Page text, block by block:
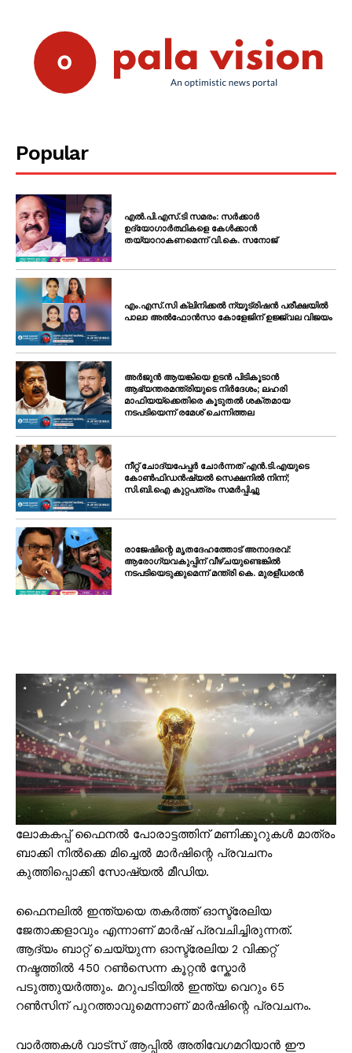
Popular
എൽ.പി.എസ്.ടി സമരം: സർക്കാർ
ഉദ്യോഗാർത്ഥികളെ കേൾക്കാൻ
തയ്യാറാകണമെന്ന് വി.കെ. സനോജ്
എം.എസ്.സി ക്ലിനിക്കൽ ന്യൂട്രിഷൻ പരീക്ഷയിൽ
പാലാ അൽഫോൻസാ കോളേജിന് ഉജ്ജ്വല വിജയം
അർജുൻ ആയങ്കിയെ ഉടൻ പിടികൂടാൻ
ആഭ്യന്തരമന്ത്രിയുടെ നിർദേശം; ലഹരി
മാഫിയയ്ക്കെതിരെ കൂടുതൽ ശക്തമായ
നടപടിയെന്ന് രമേശ് ചെന്നിത്തല
നീറ്റ് ചോദ്യപേപ്പർ ചോർന്നത് എൻ.ടി.എയുടെ
കോൺഫിഡൻഷ്യൽ സെക്ഷനിൽ നിന്ന്;
സി.ബി.ഐ കുറ്റപത്രം സമർപ്പിച്ചു
രാജേഷിന്റെ മൃതദേഹത്തോട് അനാദരവ്:
ആരോഗ്യവകുപ്പിന് വീഴ്ചയുണ്ടെങ്കിൽ
നടപടിയെടുക്കുമെന്ന് മന്ത്രി കെ. മുരളീധരൻ
ലോകകപ്പ് ഫൈനൽ പോരാട്ടത്തിന് മണിക്കൂറുകൾ മാത്രം
ബാക്കി നിൽക്കെ മിച്ചെൽ മാർഷിന്റെ പ്രവചനം
കുത്തിപ്പൊക്കി സോഷ്യൽ മീഡിയ.
ഫൈനലിൽ ഇന്ത്യയെ തകർത്ത് ഓസ്ട്രേലിയ
ജേതാക്കളാവും എന്നാണ് മാർഷ് പ്രവചിച്ചിരുന്നത്.
ആദ്യം ബാറ്റ് ചെയ്യുന്ന ഓസ്ട്രേലിയ 2 വിക്കറ്റ്
നഷ്ടത്തിൽ 450 റൺസെന്ന കൂറ്റൻ സ്കോർ
പടുത്തുയർത്തും. മറുപടിയിൽ ഇന്ത്യ വെറും 65
റൺസിന് പുറത്താവുമെന്നാണ് മാർഷിന്റെ പ്രവചനം.
വാർത്തകൾ വാട്സ് ആപ്പിൽ അതിവേഗമറിയാൻ ഈ